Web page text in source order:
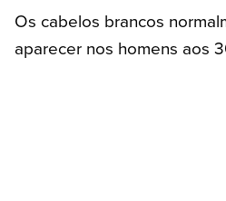
Os cabelos brancos
aparecer nos homens aos